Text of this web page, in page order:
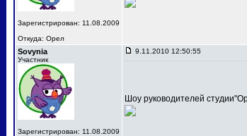
Зарегистрирован: 11.08.2009
Откуда: Орел
Sovynia
Участник
Зарегистрирован: 11.08.2009
9.11.2010 12:50:55
Шоу руководителей